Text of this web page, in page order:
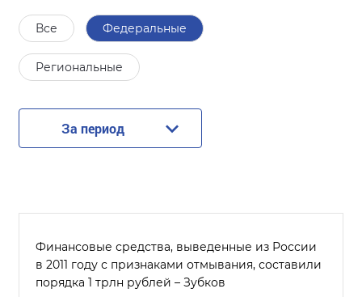
Все Федеральные
Региональные
За период
Финансовые средства, выведенные из России
в 2011 году с признаками отмывания, составили
порядка 1 трлн рублей – Зубков